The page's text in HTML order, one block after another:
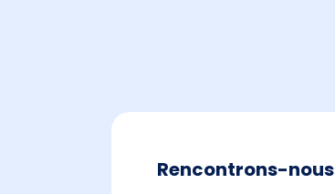
Rencontrons-nous